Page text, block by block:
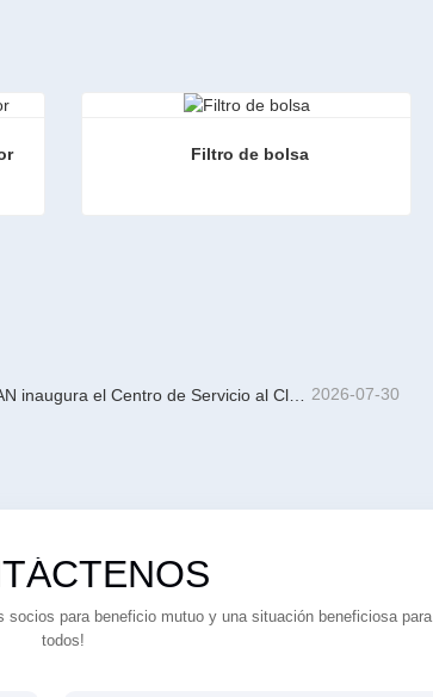
Filtro de bolsa
RITMAN inaugura el Centro de Servicio al Cliente Global para elevar el soporte de ciclo de vida completo para clientes en todo el mundo 2026-07-30
socios para beneficio mutuo y una situación beneficiosa para
todos!